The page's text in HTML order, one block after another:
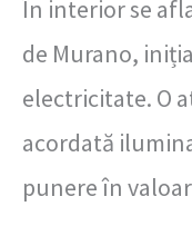
În interior se
de Murano,
electricitate. O
acordată
punere în